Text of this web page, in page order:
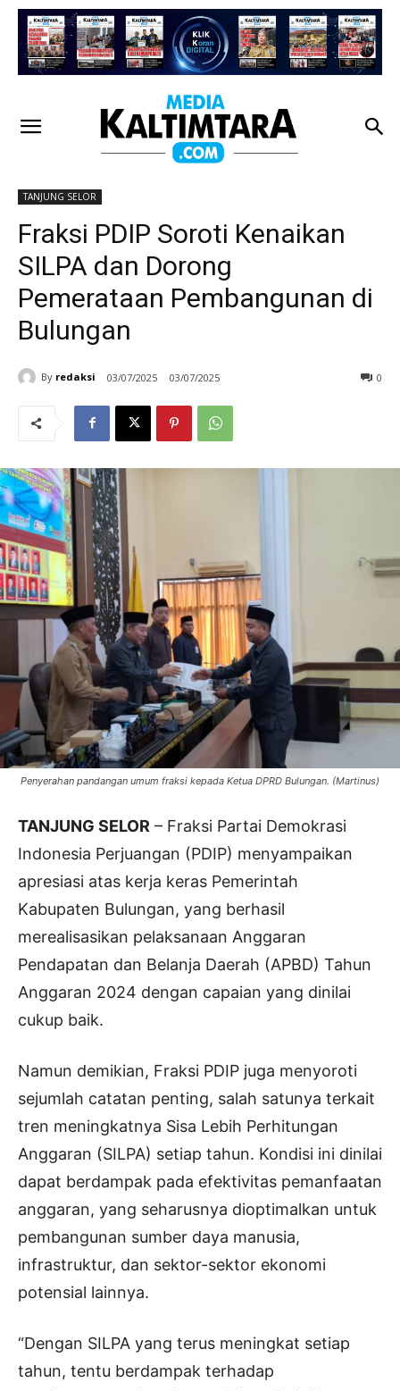
TANJUNG SELOR
Fraksi PDIP Soroti Kenaikan
SILPA dan Dorong
Pemerataan Pembangunan di
Bulungan
By redaksi 03/07/2025 03/07/2025 0
Penyerahan pandangan umum fraksi kepada Ketua DPRD Bulungan. (Martinus)
TANJUNG SELOR – Fraksi Partai Demokrasi
Indonesia Perjuangan (PDIP) menyampaikan
apresiasi atas kerja keras Pemerintah
Kabupaten Bulungan, yang berhasil
merealisasikan pelaksanaan Anggaran
Pendapatan dan Belanja Daerah (APBD) Tahun
Anggaran 2024 dengan capaian yang dinilai
cukup baik.
Namun demikian, Fraksi PDIP juga menyoroti
sejumlah catatan penting, salah satunya terkait
tren meningkatnya Sisa Lebih Perhitungan
Anggaran (SILPA) setiap tahun. Kondisi ini dinilai
dapat berdampak pada efektivitas pemanfaatan
anggaran, yang seharusnya dioptimalkan untuk
pembangunan sumber daya manusia,
infrastruktur, dan sektor-sektor ekonomi
potensial lainnya.
“Dengan SILPA yang terus meningkat setiap
tahun, tentu berdampak terhadap